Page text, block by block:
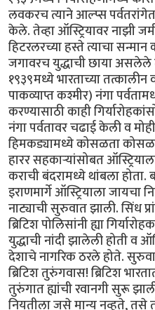
लवकरच त्याने आल्प्स
केले. तेव्हा ऑस्ट्रियावर नाझी
हिटरलरच्या हस्ते त्याचा
जगावरच युद्धाची छाया
१९३९मध्ये भारताच्या तत्कालीन
पाकव्याप्त कश्मीर) नंगा
करण्यासाठी काही
नंगा पर्वतावर चढाई केली व
हिमकड्यामध्ये कोसळता
हारर सहकार्‍यांसोबत
कराची बंदरामध्ये थांबला होता.
इराणमार्गे ऑस्ट्रियाला जायचा
नाट्याची सुरुवात झाली. सिंध
ब्रिटिश पोलिसांनी ह्या
युद्धाची नांदी झालेली होती व
देशाचे नागरिक ठरले होते.
ब्रिटिश तुरुंगवास! ब्रिटिश
तुरुंगात ह्यांची रवानगी सुरू
नियतीला जसे मान्य नव्हते, तसे